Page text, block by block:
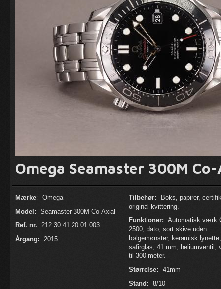
Omega Seamaster 300M
Mærke:
Omega
Model:
Seamaster 300M Co-Axial
Ref. nr.
212.30.41.20.01.003
Årgang:
2015
Tilbehør:
Boks, papirer,
original kvittering.
Funktioner: Automatisk værk
2500, dato, sort skive uden
bølgemønster, keramisk lynette,
safirglas, 41 mm, heliumventil,
til 300 meter.
Størrelse:
41mm
Stand:
8/10